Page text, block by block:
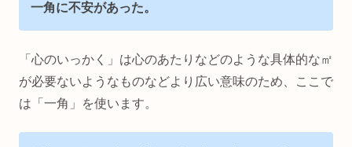
一角に不安があった。
「心のいっかく」は心のあたりなどのような具体的な㎡
が必要ないようなものなどより広い意味のため、ここで
は「一角」を使います。